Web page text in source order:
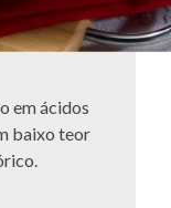
em ácidos
baixo teor